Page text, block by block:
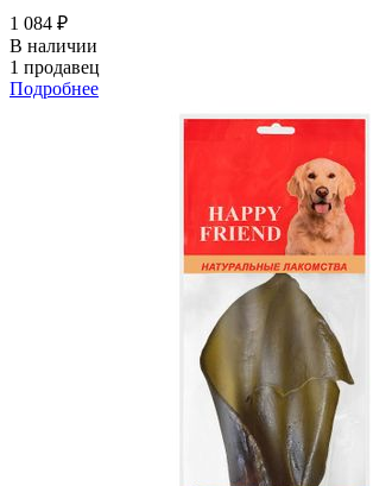
1 084 ₽
В наличии
1 продавец
Подробнее